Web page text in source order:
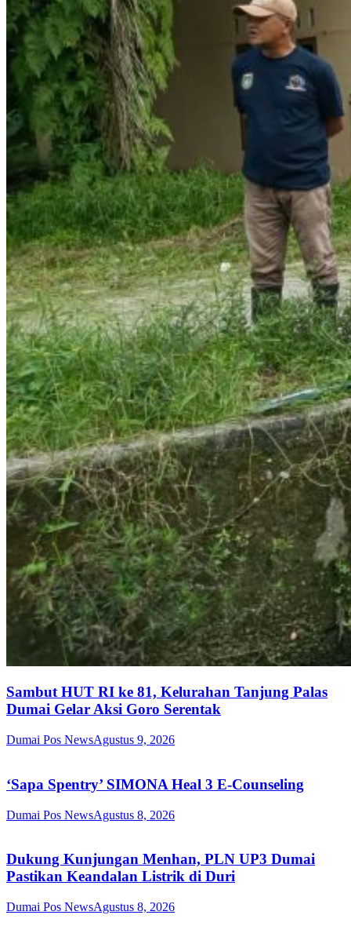
Sambut HUT RI ke 81, Kelurahan Tanjung Palas
Dumai Gelar Aksi Goro Serentak
Dumai Pos NewsAgustus 9, 2026
‘Sapa Spentry’ SIMONA Heal 3 E-Counseling
Dumai Pos NewsAgustus 8, 2026
Dukung Kunjungan Menhan, PLN UP3 Dumai
Pastikan Keandalan Listrik di Duri
Dumai Pos NewsAgustus 8, 2026